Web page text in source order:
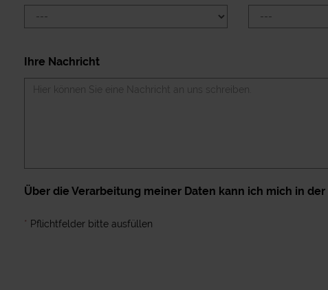
Ihre Nachricht
Über die Verarbeitung meiner Daten kann ich mich in der
* Pflichtfelder bitte ausfüllen